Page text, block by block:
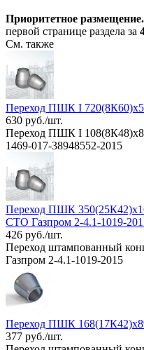
Приоритетное размещение.
первой странице раздела за
См. также
Переход ПШК I
630 руб./шт.
Переход ПШК I
1469-017-38948552-2015
Переход ПШК
СТО Газпром 2-4.1-1019-
426 руб./шт.
Переход штампованный
Газпром 2-4.1-1019-2015
Переход ПШК
377 руб./шт.